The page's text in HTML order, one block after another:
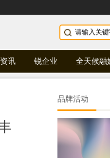
讯 锐企业 全天候融
品牌活动